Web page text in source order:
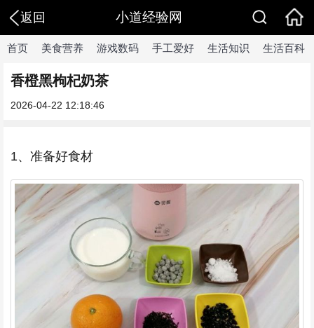
返回 小道经验网
首页 美食营养 游戏数码 手工爱好 生活知识 生活百科
香橙黑枸杞奶茶
2026-04-22 12:18:46
1、准备好食材